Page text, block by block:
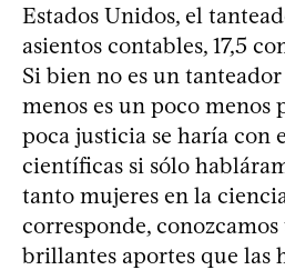
Estados Unidos, el
asientos contables, 17,5
Si bien no es un
menos es un poco menos
poca justicia se haría con
científicas si sólo
tanto mujeres en la
corresponde,
brillantes aportes que las